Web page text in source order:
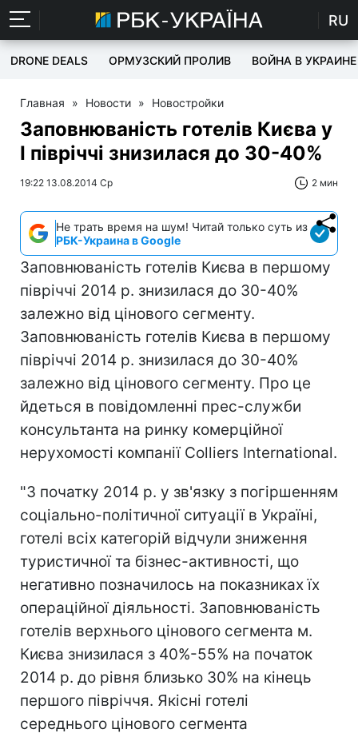
RU
DRONE DEALS ОРМУЗСКИЙ ПРОЛИВ ВОЙНА В УКРАИНЕ
Главная » Новости » Новостройки
Заповнюваність готелів Києва у
І півріччі знизилася до 30-40%
19:22 13.08.2014 Ср 2 мин
Не трать время на шум! Читай только суть из
РБК-Украина в Google
Заповнюваність готелів Києва в першому
півріччі 2014 р. знизилася до 30-40%
залежно від цінового сегменту.
Заповнюваність готелів Києва в першому
півріччі 2014 р. знизилася до 30-40%
залежно від цінового сегменту. Про це
йдеться в повідомленні прес-служби
консультанта на ринку комерційної
нерухомості компанії Colliers International.
"З початку 2014 р. у зв'язку з погіршенням
соціально-політичної ситуації в Україні,
готелі всіх категорій відчули зниження
туристичної та бізнес-активності, що
негативно позначилось на показниках їх
операційної діяльності. Заповнюваність
готелів верхнього цінового сегмента м.
Києва знизилася з 40%-55% на початок
2014 р. до рівня близько 30% на кінець
першого півріччя. Якісні готелі
середнього цінового сегмента